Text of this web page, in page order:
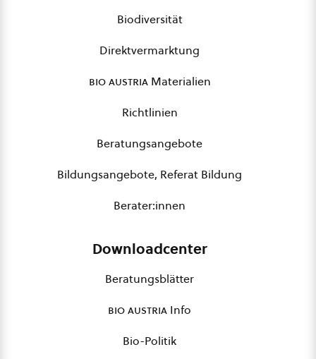
Biodiversität
Direktvermarktung
bio austriaMaterialien
Richtlinien
Beratungsangebote
Bildungsangebote, Referat Bildung
Berater:innen
Downloadcenter
Beratungsblätter
bio austria Info
Bio-Politik